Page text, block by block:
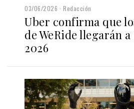
03/06/2026 Redacción
Uber confirma que
de WeRide llegarán
2026